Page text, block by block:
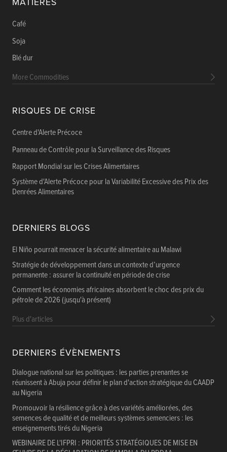
MATIÈRES
Café
Soja
Blé dur
More Commodities
RISQUES DE CRISE
Centre d'Alerte Précoce
Panneau de Contrôle pour la Surveillance des Risques
Rapport Mondial sur les Crises Alimentaires
Système d'Alerte Précoce pour la Variabilité Excessive des Prix des
Denrées Alimentaires
DERNIERS BLOGS
El Niño pourrait menacer la sécurité alimentaire au Malawi
Stratégie de développement dans un contexte d’urgence
permanente : assurer la continuité en période de crise
Comment les économies africaines absorbent le choc des prix du
pétrole de 2026 (jusqu'à présent)
Plus d'articles
DERNIERS ÉVÈNEMENTS
Dialogue national sur les politiques : les parties prenantes se
réunissent à Abuja pour définir le plan d'action stratégique du CAADP
au Nigeria
Promouvoir la résilience grâce à des variétés améliorées, des
semences de qualité et de meilleurs systèmes semenciers : les
enseignements tirés du Nigeria
WEBINAIRE DE L'IFPRI : PRIORITÉS STRATÉGIQUES DE MISE EN